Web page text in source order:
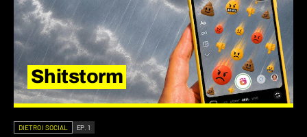
Shitstorm
DIETRO I SOCIAL EP. 1